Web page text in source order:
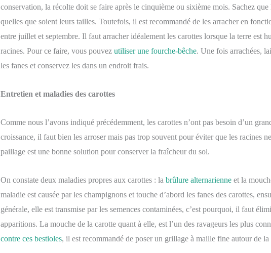
conservation, la récolte doit se faire après le cinquième ou sixième mois. Sachez que
quelles que soient leurs tailles. Toutefois, il est recommandé de les arracher en
entre juillet et septembre. Il faut arracher idéalement les carottes lorsque la terre est
racines. Pour ce faire, vous pouvez utiliser une fourche-bêche. Une fois arrachées,
les fanes et conservez les dans un endroit frais.
Entretien et maladies des carottes
Comme nous l’avons indiqué précédemment, les carottes n’ont pas besoin d’un
croissance, il faut bien les arroser mais pas trop souvent pour éviter que les racines
paillage est une bonne solution pour conserver la fraîcheur du sol.
On constate deux maladies propres aux carottes : la brûlure alternarienneet la
maladie est causée par les champignons et touche d’abord les fanes des carottes,
générale, elle est transmise par les semences contaminées, c’est pourquoi, il faut
apparitions. La mouche de la carotte quant à elle, est l’un des ravageurs les plus
contre ces bestioles, il est recommandé de poser un grillage à maille fine autour de la